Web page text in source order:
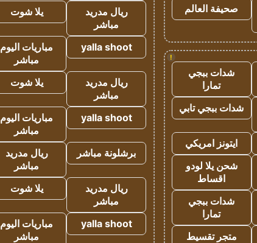
صحيفة العالم
!
شدات ببجي
تمارا
شدات ببجي تابي
ايتونز امريكي
شحن يلا لودو
اقساط
شدات ببجي
تمارا
متجر تقسيط
ريال مدريد
مباشر
يلا شوت
yalla shoot
مباريات اليوم
مباشر
ريال مدريد
مباشر
يلا شوت
yalla shoot
مباريات اليوم
مباشر
برشلونة مباشر
ريال مدريد
مباشر
ريال مدريد
مباشر
يلا شوت
yalla shoot
مباريات اليوم
مباشر